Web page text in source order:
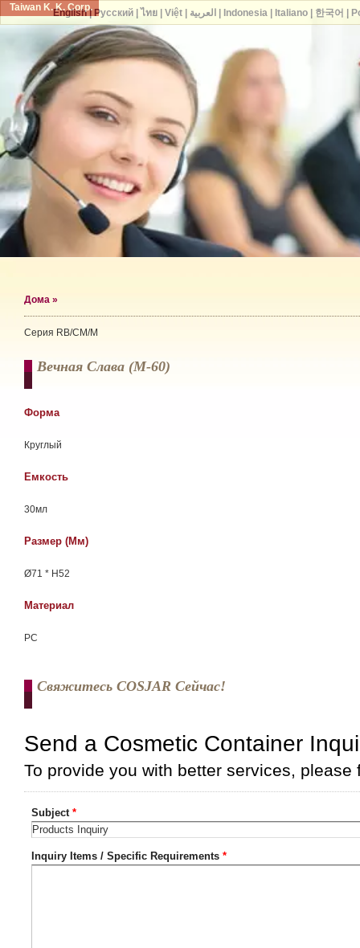
Taiwan K. K. Corp.
Дома »
Серия RB/CM/M
Вечная Слава (m-60)
Форма
Круглый
Емкость
30мл
Размер (мм)
Ø71 * H52
Материал
РС
Свяжитесь COSJAR Сейчас!
English| Русский| ไทย| Việt| العربية Indonesia| Italiano| 한국어